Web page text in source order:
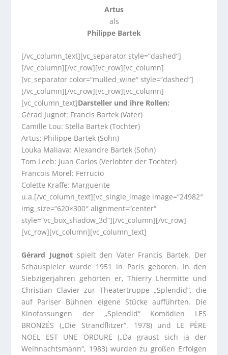
Artus
als
Philippe Bartek
[/vc_column_text][vc_separator style=“dashed“]
[/vc_column][/vc_row][vc_row][vc_column]
[vc_separator color=“mulled_wine“ style=“dashed“]
[/vc_column][/vc_row][vc_row][vc_column]
[vc_column_text]Darsteller und ihre Rollen:
Gérad Jugnot: Francis Bartek (Vater)
Camille Lou: Stella Bartek (Tochter)
Artus: Philippe Bartek (Sohn)
Louka Maliava: Alexandre Bartek (Sohn)
Tom Leeb: Juan Carlos (Verlobter der Tochter)
Francois Morel: Ferrucio
Colette Kraffe: Marguerite
u.a.[/vc_column_text][vc_single_image image=“24982″
img_size=“620×300″ alignment=“center“
style=“vc_box_shadow_3d“][/vc_column][/vc_row]
[vc_row][vc_column][vc_column_text]
Gérard Jugnot spielt den Vater Francis Bartek. Der
Schauspieler wurde 1951 in Paris geboren. In den
Siebzigerjahren gehörten er, Thierry Lhermitte und
Christian Clavier zur Theatertruppe „Splendid“, die
auf Pariser Bühnen eigene Stücke aufführten. Die
Kinofassungen der „Splendid“ Komödien LES
BRONZÉS („Die Strandflitzer“, 1978) und LE PÈRE
NOEL EST UNE ORDURE („Da graust sich ja der
Weihnachtsmann“, 1983) wurden zu großen Erfolgen